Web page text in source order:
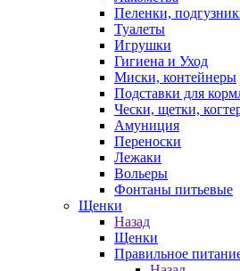
Пеленки,
Туалеты
Игрушки
Гигиена и Уход
Миски, контейнеры
Подставки для
Чески, щетки,
Амуниция
Переноски
Лежаки
Вольеры
Фонтаны питьевые
Щенки
Назад
Щенки
Правильное